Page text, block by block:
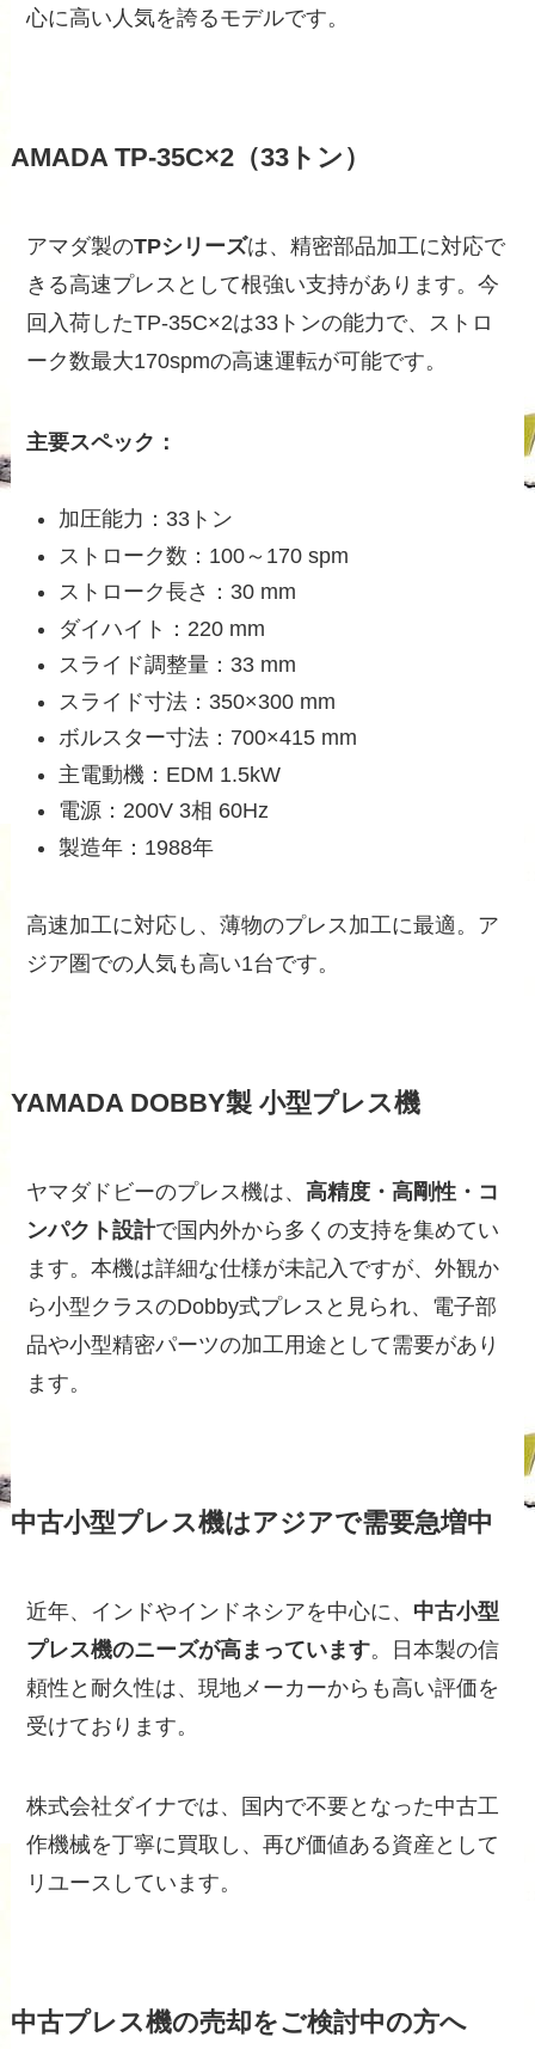
心に高い人気を誇るモデルです。
AMADA TP-35C×2（33トン）
アマダ製のTPシリーズは、精密部品加工に対応で
きる高速プレスとして根強い支持があります。今
回入荷したTP-35C×2は33トンの能力で、ストロ
ーク数最大170spmの高速運転が可能です。
主要スペック：
加圧能力：33トン
ストローク数：100～170 spm
ストローク長さ：30 mm
ダイハイト：220 mm
スライド調整量：33 mm
スライド寸法：350×300 mm
ボルスター寸法：700×415 mm
主電動機：EDM 1.5kW
電源：200V 3相 60Hz
製造年：1988年
高速加工に対応し、薄物のプレス加工に最適。ア
ジア圏での人気も高い1台です。
YAMADA DOBBY製 小型プレス機
ヤマダドビーのプレス機は、高精度・高剛性・コ
ンパクト設計で国内外から多くの支持を集めてい
ます。本機は詳細な仕様が未記入ですが、外観か
ら小型クラスのDobby式プレスと見られ、電子部
品や小型精密パーツの加工用途として需要があり
ます。
中古小型プレス機はアジアで需要急増中
近年、インドやインドネシアを中心に、 中古小型
プレス機のニーズが高まっています。日本製の信
頼性と耐久性は、現地メーカーからも高い評価を
受けております。
株式会社ダイナでは、国内で不要となった中古工
作機械を丁寧に買取し、再び価値ある資産として
リユースしています。
中古プレス機の売却をご検討中の方へ